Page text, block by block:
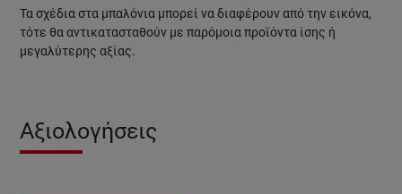
Τα σχέδια στα μπαλόνια μπορεί να διαφέρουν από την εικόνα,
τότε θα αντικατασταθούν με παρόμοια προϊόντα ίσης ή
μεγαλύτερης αξίας.
Αξιολογήσεις